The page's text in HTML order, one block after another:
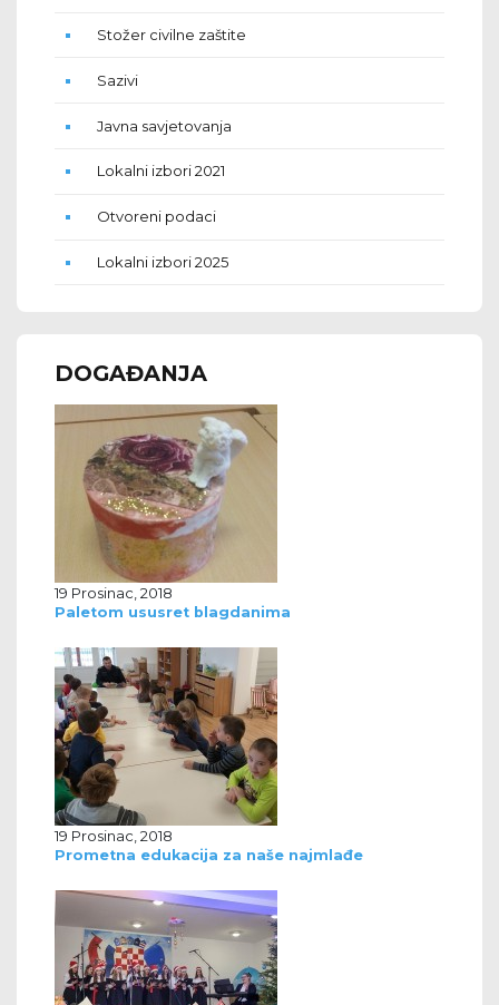
Stožer civilne zaštite
Sazivi
Javna savjetovanja
Lokalni izbori 2021
Otvoreni podaci
Lokalni izbori 2025
DOGAĐANJA
19 Prosinac, 2018
Paletom ususret blagdanima
19 Prosinac, 2018
Prometna edukacija za naše najmlađe